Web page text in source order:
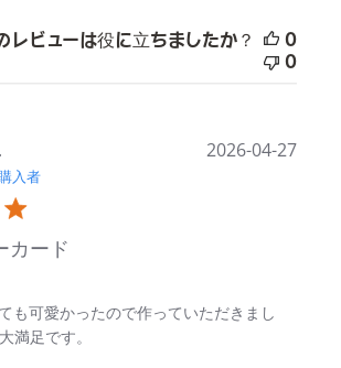
レビューは役に立ちましたか？
0
0
入者
カード
も可愛かったので作っていただきまし
満足です。
review content
2026-04-27